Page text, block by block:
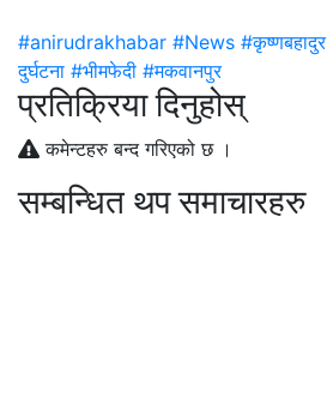
#anirudrakhabar #News
दुर्घटना #भीमफेदी #मकवानपुर
प्रतिक्रिया दिनुहोस्
कमेन्टहरु बन्द गरिएको छ ।
सम्बन्धित थप समाचारहरु